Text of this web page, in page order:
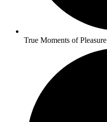
True Moments of Pleasure